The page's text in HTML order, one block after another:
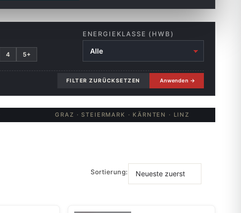
4 5+
ENERGIEKLASSE (HWB)
FILTER ZURÜCKSETZEN Anwenden →
GRAZ · STEIERMARK · KÄRNTEN · LINZ
Sortierung: